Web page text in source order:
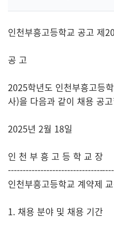
인천부흥고등학교 공고 제
공 고
2025학년도 인천부흥고등
사)을 다음과 같이 채용 공
2025년 2월 18일
인 천 부 흥 고 등 학 교 장
인천부흥고등학교 계약제
1. 채용 분야 및 채용 기간